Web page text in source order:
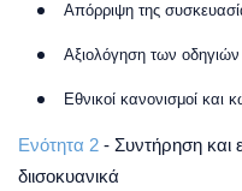
Απόρριψη της
Αξιολόγηση των
Εθνικοί κανονισμοί και
Ενότητα 2 - Συντήρηση και
διισοκυανικά